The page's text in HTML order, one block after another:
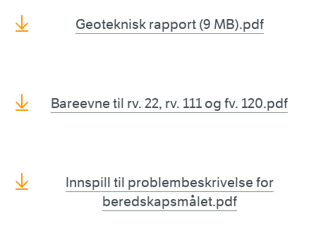
Geoteknisk rapport (9 MB).pdf
Bareevne til rv. 22, rv. 111 og fv. 120.pdf
Innspill til problembeskrivelse for
beredskapsmålet.pdf